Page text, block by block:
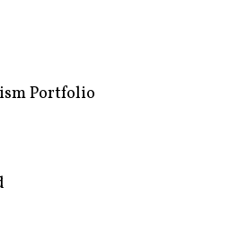
Portfolio